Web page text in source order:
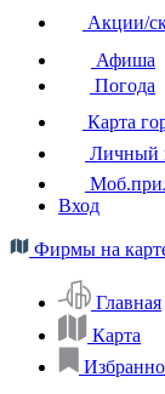
Акции/
Афиша
Погода
Карта
Личный
Вход
Фирмы на
Главная
Карта